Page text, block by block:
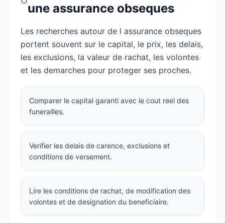
une assurance obseques
Les recherches autour de l assurance obseques
portent souvent sur le capital, le prix, les delais,
les exclusions, la valeur de rachat, les volontes
et les demarches pour proteger ses proches.
Comparer le capital garanti avec le cout reel des
funerailles.
Verifier les delais de carence, exclusions et
conditions de versement.
Lire les conditions de rachat, de modification des
volontes et de designation du beneficiaire.